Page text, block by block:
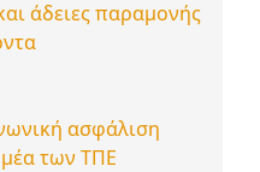
άδειες παραμονής
ασφάλιση
των ΤΠΕ